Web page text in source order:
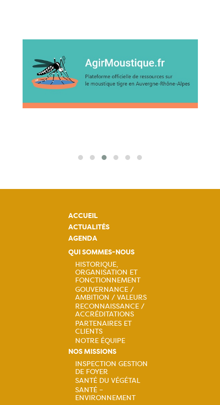
ACCUEIL
ACTUALITÉS
AGENDA
QUI SOMMES-NOUS
Navigation
principale
HISTORIQUE,
ORGANISATION ET
FONCTIONNEMENT
GOUVERNANCE /
AMBITION / VALEURS
RECONNAISSANCE /
ACCRÉDITATIONS
PARTENAIRES ET
CLIENTS
NOTRE ÉQUIPE
NOS MISSIONS
Navigation
INSPECTION GESTION
DE FOYER
SANTÉ DU VÉGÉTAL
SANTÉ –
ENVIRONNEMENT